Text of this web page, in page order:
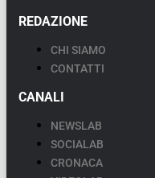
REDAZIONE
CHI SIAMO
CONTATTI
CANALI
NEWSLAB
SOCIALAB
CRONACA